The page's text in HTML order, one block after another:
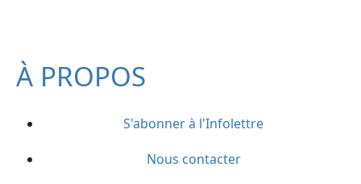
À PROPOS
S'abonner à l'Infolettre
Nous contacter